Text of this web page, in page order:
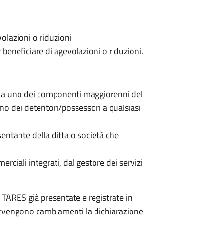
o riduzioni
di agevolazioni o riduzioni.
uno dei componenti maggiorenni del
dei detentori/possessori a qualsiasi
della ditta o società che
integrati, dal gestore dei servizi
già presentate e registrate in
cambiamenti la dichiarazione